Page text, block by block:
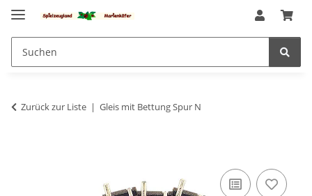
Zurück zur Liste Gleis mit Bettung Spur N